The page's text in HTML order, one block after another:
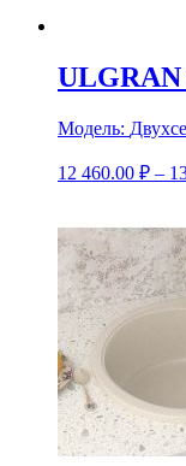
ULGRAN
Модель:
12 460.00 ₽ –